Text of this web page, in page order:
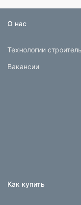
О нас
Технологии
Вакансии
Как купить